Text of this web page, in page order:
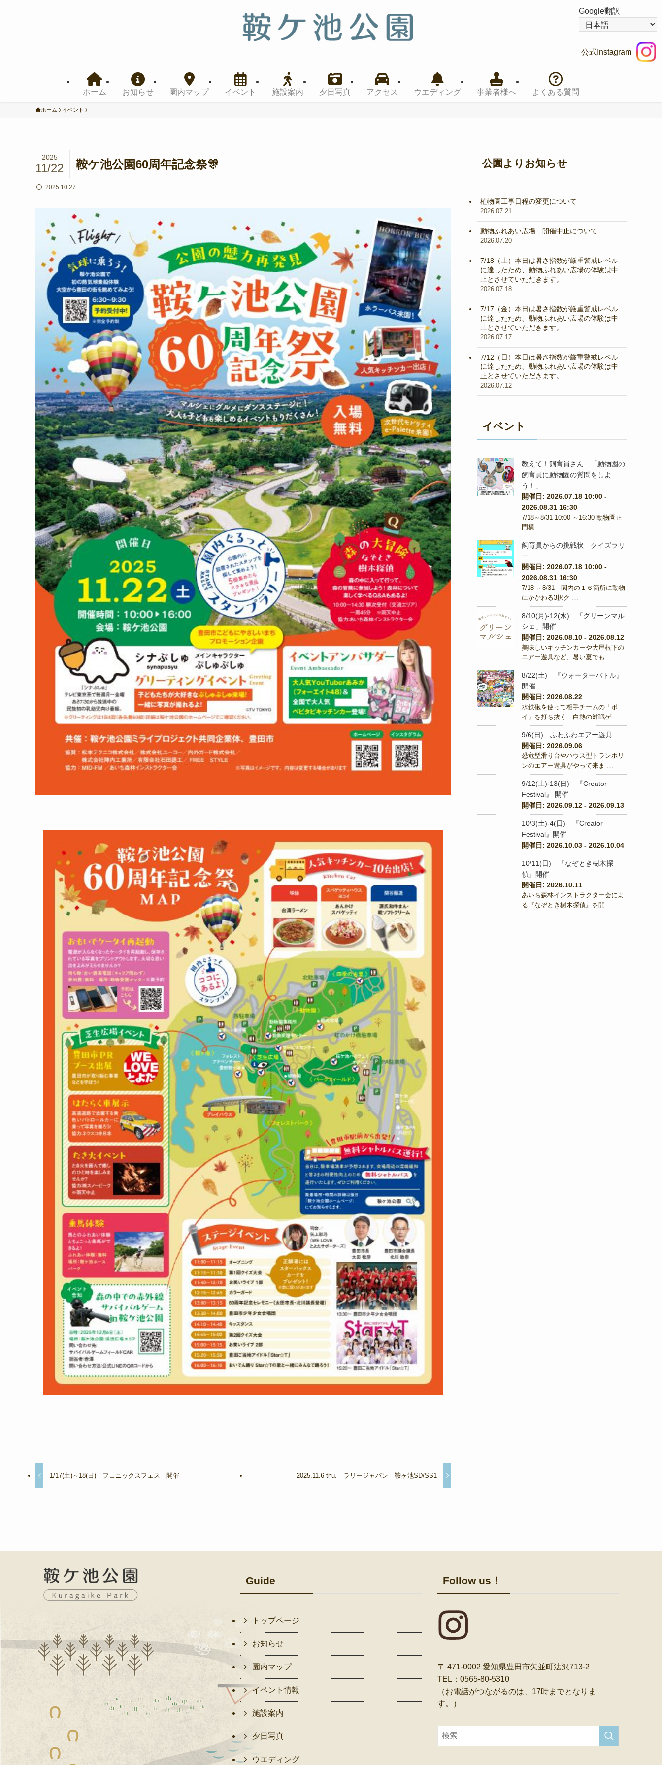
ホーム お知らせ 園内マップ イベント 施設案内 夕日写真 アクセス ウエディング 事業者様へ よくある質問
Google翻訳
公式Instagram
ホーム イベント
鞍ケ池公園60周年記念祭🎊
2025
11/22
2025.10.27
1/17(土)～18(日) フェニックスフェス 開催 2025.11.6 thu. ラリージャパン 鞍ヶ池SD/SS1
公園よりお知らせ
植物園工事日程の変更について
2026.07.21
動物ふれあい広場 開催中止について
2026.07.20
7/18（土）本日は暑さ指数が厳重警戒レベル
に達したため、動物ふれあい広場の体験は中
止とさせていただきます。
2026.07.18
7/17（金）本日は暑さ指数が厳重警戒レベル
に達したため、動物ふれあい広場の体験は中
止とさせていただきます。
2026.07.17
7/12（日）本日は暑さ指数が厳重警戒レベル
に達したため、動物ふれあい広場の体験は中
止とさせていただきます。
2026.07.12
イベント
教えて！飼育員さん 「動物園の
飼育員に動物園の質問をしよ
う！」
開催日: 2026.07.18 10:00 -
2026.08.31 16:30
7/18～8/31 10:00 ～16:30 動物園正
門横 …
飼育員からの挑戦状 クイズラリ
ー
開催日: 2026.07.18 10:00 -
2026.08.31 16:30
7/18 ～8/31 園内の１６箇所に動物
にかかわる3択ク …
8/10(月)-12(水) 「グリーンマル
シェ」開催
開催日: 2026.08.10 - 2026.08.12
美味しいキッチンカーや大屋根下の
エアー遊具など、暑い夏でも …
8/22(土) 『ウォーターバトル』
開催
開催日: 2026.08.22
水鉄砲を使って相手チームの「ポ
イ」を打ち抜く、白熱の対戦ゲ …
9/6(日) ふわふわエアー遊具
開催日: 2026.09.06
恐竜型滑り台やハウス型トランポリ
ンのエアー遊具がやって来ま …
9/12(土)-13(日) 『Creator
Festival』 開催
開催日: 2026.09.12 - 2026.09.13
10/3(土)-4(日) 『Creator
Festival』開催
開催日: 2026.10.03 - 2026.10.04
10/11(日) 『なぞとき樹木探
偵』開催
開催日: 2026.10.11
あいち森林インストラクター会によ
る『なぞとき樹木探偵』を開 …
Guide
トップページ
お知らせ
園内マップ
イベント情報
施設案内
夕日写真
ウエディング
Follow us！
〒 471-0002 愛知県豊田市矢並町法沢713-2
TEL：0565-80-5310
（お電話がつながるのは、17時までとなりま
す。）